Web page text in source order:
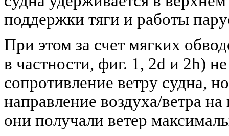
поддержки тяги и работы
При этом за счет мягких
в частности, фиг. 1, 2d и 2h)
сопротивление ветру судна,
направление воздуха/ветра
они получали ветер